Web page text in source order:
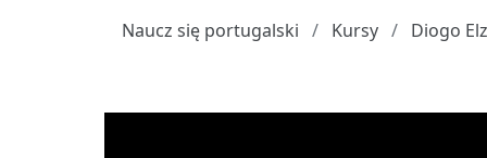
Naucz się portugalski
Kursy Diogo